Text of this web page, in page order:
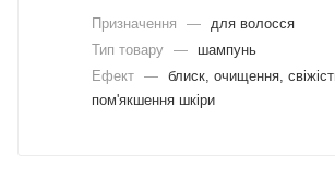
Призначення —
для волосся
Тип товару —
шампунь
Ефект — блиск, очищення,
пом'якшення шкіри